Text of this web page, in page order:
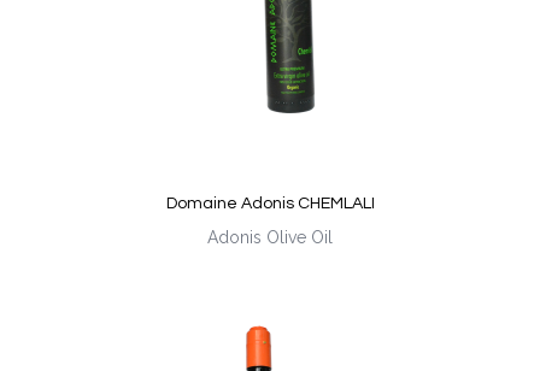
Domaine Adonis CHEMLALI
Adonis Olive Oil